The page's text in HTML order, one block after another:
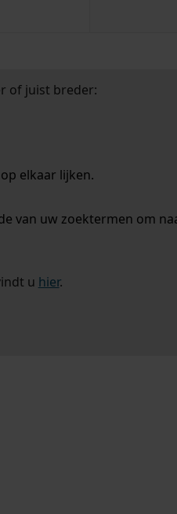
of juist breder:
elkaar lijken.
van uw zoektermen om
u hier.